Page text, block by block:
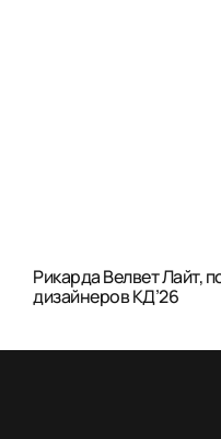
Рикарда Велвет Лайт,
дизайнеров КД’26